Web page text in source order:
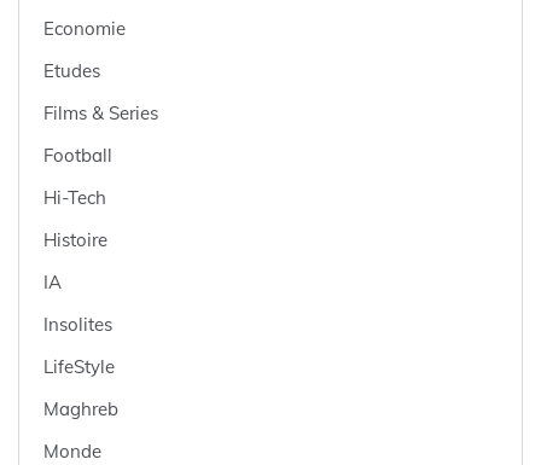
Economie
Etudes
Films & Series
Football
Hi-Tech
Histoire
IA
Insolites
LifeStyle
Maghreb
Monde